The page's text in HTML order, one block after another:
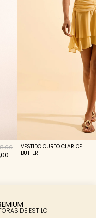
VESTIDO CURTO CLARICE
BUTTER
DE ESTILO